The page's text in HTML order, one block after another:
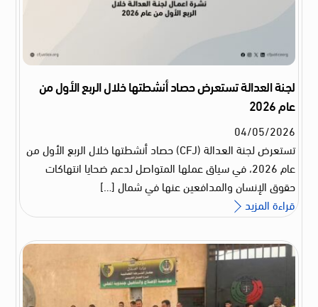
لجنة العدالة تستعرض حصاد أنشطتها خلال الربع الأول من
عام 2026
04/05/2026
تستعرض لجنة العدالة (CFJ) حصاد أنشطتها خلال الربع الأول من
عام 2026، في سياق عملها المتواصل لدعم ضحايا انتهاكات
حقوق الإنسان والمدافعين عنها في شمال […]
قراءة المزيد